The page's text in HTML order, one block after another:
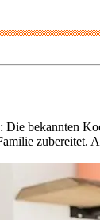
bekannten
zubereitet.